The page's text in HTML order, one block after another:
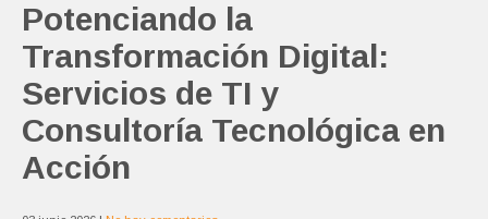
Potenciando la
Transformación Digital:
Servicios de TI y
Consultoría Tecnológica en
Acción